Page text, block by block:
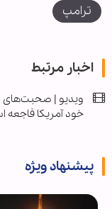
ترامپ
اخبار مرتبط
ویدیو | صحبت‌های
خود آمریکا فاجعه
پیشنهاد ویژه